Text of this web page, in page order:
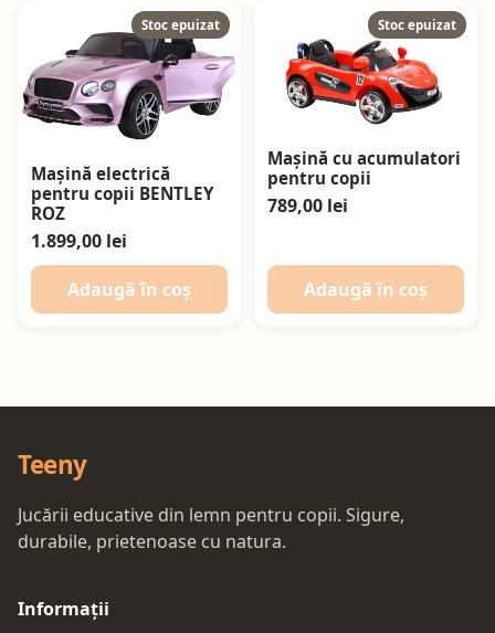
Stoc epuizat
Mașină electrică
pentru copii BENTLEY
ROZ
1.899,00 lei
Adaugă în coș
Stoc epuizat
Mașină cu acumulatori
pentru copii
789,00 lei
Adaugă în coș
Teeny
Jucării educative din lemn pentru copii. Sigure,
durabile, prietenoase cu natura.
Informații